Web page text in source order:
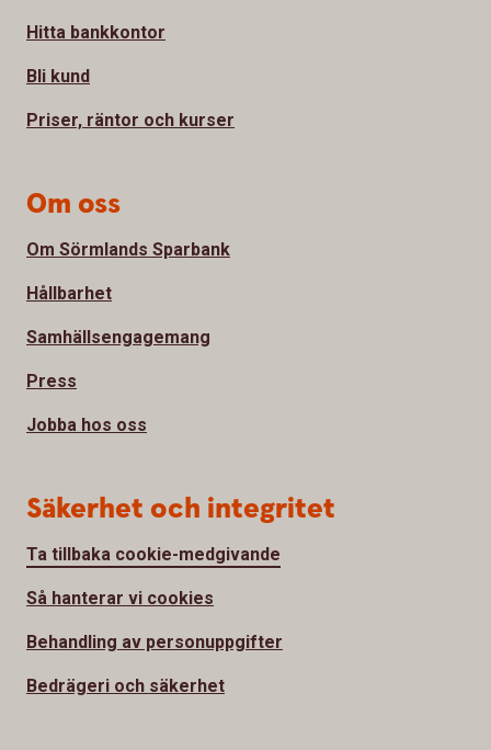
Hitta bankkontor
Bli kund
Priser, räntor och kurser
Om oss
Om Sörmlands Sparbank
Hållbarhet
Samhällsengagemang
Press
Jobba hos oss
Säkerhet och integritet
Ta tillbaka cookie-medgivande
Så hanterar vi cookies
Behandling av personuppgifter
Bedrägeri och säkerhet